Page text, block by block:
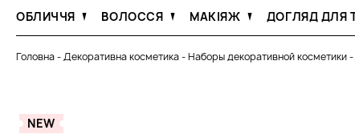
ОБЛИЧЧЯ ВОЛОССЯ МАКІЯЖ ДОГЛЯД ДЛЯ
Головна-Декоративна косметика-Наборы декоративной косметики-
NEW